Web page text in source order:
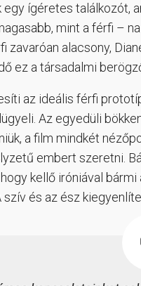
ígéretes találkozót,
mint a férfi –
zavaróan alacsony,
ez a társadalmi
az ideális férfi
Az egyedüli
a film mindkét
embert szeretni.
kellő iróniával
szív és az ész